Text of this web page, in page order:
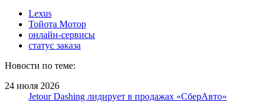
Lexus
Тойота Мотор
онлайн-сервисы
статус заказа
Новости по теме:
24 июля 2026
Jetour Dashing лидирует в продажах «СберАвто»